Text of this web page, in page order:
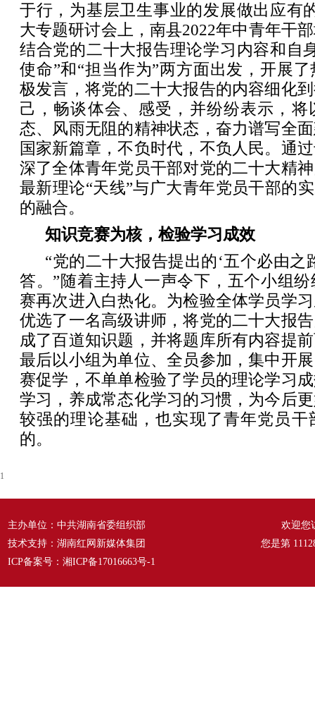
于行，为基层卫生事业的发展做出应有
大专题研讨会上，南县2022年中青年干
结合党的二十大报告理论学习内容和自
使命”和“担当作为”两方面出发，开展
极发言，将党的二十大报告的内容细化
己，畅谈体会、感受，并纷纷表示，将
态、风雨无阻的精神状态，奋力谱写全
国家新篇章，不负时代，不负人民。通
深了全体青年党员干部对党的二十大精
最新理论“天线”与广大青年党员干部的
的融合。
知识竞赛为核，检验学习成效
“党的二十大报告提出的‘五个必由之
答。”随着主持人一声令下，五个小组
赛再次进入白热化。为检验全体学员学
优选了一名高级讲师，将党的二十大报
成了百道知识题，并将题库所有内容提
最后以小组为单位、全员参加，集中开
赛促学，不单单检验了学员的理论学习
学习，养成常态化学习的习惯，为今后
较强的理论基础，也实现了青年党员干
的。
1
主办单位：中共湖南省委组织部
技术支持：湖南红网新媒体集团
ICP备案号： 湘ICP备17016663号-1
欢迎您
您是第